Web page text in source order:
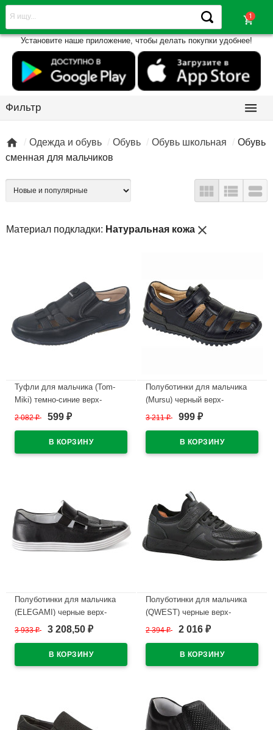
shopping_cart
Установите наше приложение, чтобы делать покупки удобнее!
Фильтр 
 Одежда и обувь Обувь Обувь школьная
Обувь
сменная для мальчиков
  
Материал подкладки: Натуральная кожа close
Туфли для мальчика (Tom-
Miki) темно-синие верх-
искусственная кожа
кожа+текстиль артикул
RR1604_B-9347-B
2 082₽ 599 ₽
Полуботинки для мальчика
(Mursu) черный верх-
искусственная кожа
размерный ряд 34-41 артикул
2217401025
3 211₽ 999 ₽
Полуботинки для мальчика
(ELEGAMI) черные верх-
натуральная кожа подкладка-
ряд 32-37 арт.5-525862201
3 933₽ 3 208,50 ₽
Полуботинки для мальчика
(QWEST) черные верх-
искусственная кожа
размерный ряд 33-36 артикул
222T-Z25-3261
2 394₽ 2 016 ₽